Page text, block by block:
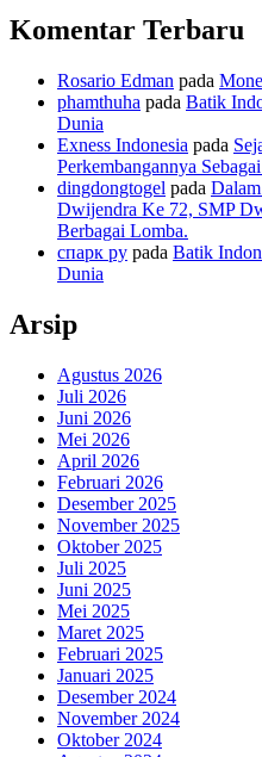
Komentar Terbaru
Rosario Edman pada
phamthuha pada Batik
Dunia
Exness Indonesia pada
Perkembangannya
dingdongtogel pada
Dwijendra Ke 72, SMP
Berbagai Lomba.
спарк ру pada Batik
Dunia
Arsip
Agustus 2026
Juli 2026
Juni 2026
Mei 2026
April 2026
Februari 2026
Desember 2025
November 2025
Oktober 2025
Juli 2025
Juni 2025
Mei 2025
Maret 2025
Februari 2025
Januari 2025
Desember 2024
November 2024
Oktober 2024